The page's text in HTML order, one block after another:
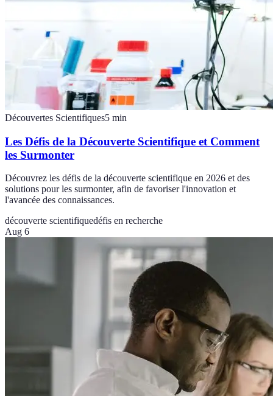
Découvertes Scientifiques5 min
Les Défis de la Découverte Scientifique et Comment
les Surmonter
Découvrez les défis de la découverte scientifique en 2026 et des
solutions pour les surmonter, afin de favoriser l'innovation et
l'avancée des connaissances.
découverte scientifiquedéfis en recherche
Aug 6